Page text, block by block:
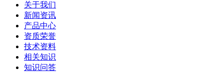
关于我们
新闻资讯
产品中心
资质荣誉
技术资料
相关知识
知识问答